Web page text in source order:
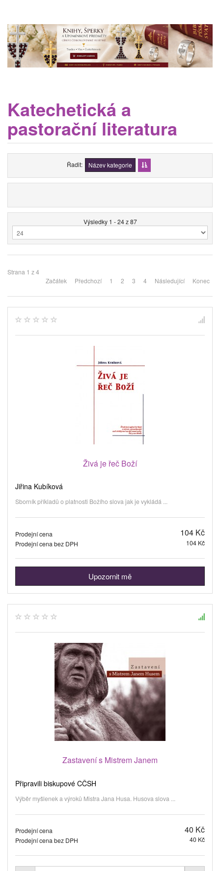
Katechetická a
pastorační literatura
Řadit Název kategorie
Výsledky 1 - 24 z 87
Strana 1 z 4
Začátek
Předchozí 1 2 3 4 Následující Konec
Živá je řeč Boží
Jiřina Kubíková
Sborník příkladů o platnosti Božího slova jak je vykládá ...
Prodejní cena 104 Kč
Prodejní cena bez DPH 104 Kč
Upozornit mě
Zastavení s Mistrem Janem
Připravili biskupové CČSH
Výběr myšlenek a výroků Mistra Jana Husa. Husova slova ...
Prodejní cena 40 Kč
Prodejní cena bez DPH 40 Kč